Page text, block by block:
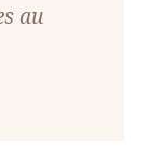
au